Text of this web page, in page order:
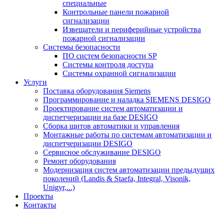
специальные
Контрольные панели пожарной
сигнализации
Извещатели и периферийные устройства
пожарной сигнализации
Системы безопасности
ПО систем безопасности SP
Системы контроля доступа
Системы охранной сигнализации
Услуги
Поставка оборудования Siemens
Программирование и наладка SIEMENS DESIGO
Проектирование систем автоматизации и
диспетчеризации на базе DESIGO
Сборка щитов автоматики и управления
Монтажные работы по системам автоматизации и
диспетчеризации DESIGO
Сервисное обслуживание DESIGO
Ремонт оборудования
Модернизация систем автоматизации предыдущих
поколений (Landis & Staefa, Integral, Visonik,
Unigyr,...)
Проекты
Контакты